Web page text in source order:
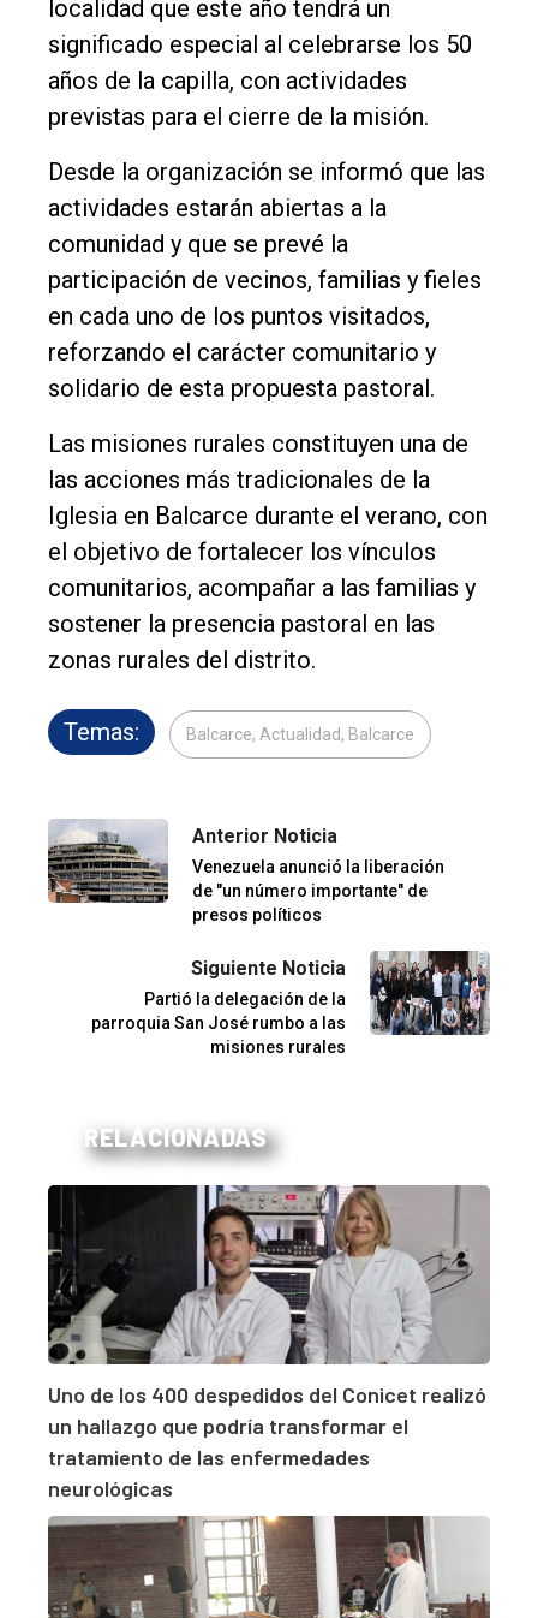
localidad que este año tendrá un
significado especial al celebrarse los 50
años de la capilla, con actividades
previstas para el cierre de la misión.
Desde la organización se informó que las
actividades estarán abiertas a la
comunidad y que se prevé la
participación de vecinos, familias y fieles
en cada uno de los puntos visitados,
reforzando el carácter comunitario y
solidario de esta propuesta pastoral.
Las misiones rurales constituyen una de
las acciones más tradicionales de la
Iglesia en Balcarce durante el verano, con
el objetivo de fortalecer los vínculos
comunitarios, acompañar a las familias y
sostener la presencia pastoral en las
zonas rurales del distrito.
Temas: Balcarce, Actualidad, Balcarce
Anterior Noticia
Venezuela anunció la liberación
de "un número importante" de
presos políticos
Siguiente Noticia
Partió la delegación de la
parroquia San José rumbo a las
misiones rurales
RELACIONADAS
Uno de los 400 despedidos del Conicet realizó
un hallazgo que podría transformar el
tratamiento de las enfermedades
neurológicas